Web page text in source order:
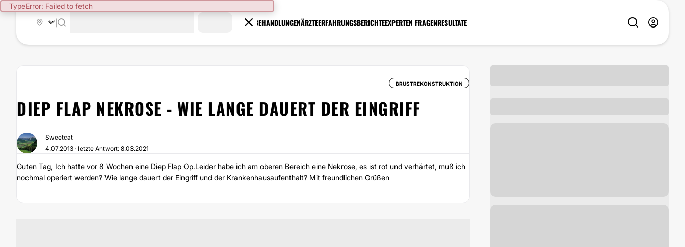
TypeError: Failed to fetch
BEHANDLUNGENÄRZTEERFAHRUNGSBERICHTEEXPERTEN FRAGENRESULTATE
BRUSTREKONSTRUKTION
DIEP FLAP NEKROSE - WIE LANGE DAUERT DER EINGRIFF
Sweetcat
4.07.2013 · letzte Antwort: 8.03.2021
Guten Tag, Ich hatte vor 8 Wochen eine Diep Flap Op.Leider habe ich am oberen Bereich eine Nekrose, es ist rot und verhärtet, muß ich
nochmal operiert werden? Wie lange dauert der Eingriff und der Krankenhausaufenthalt? Mit freundlichen Grüßen